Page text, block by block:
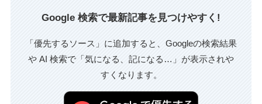
Google 検索で最新記事を見つけやすく!
「優先するソース」に追加すると、Googleの検索結果
や AI 検索で「気になる、記になる…」が表示されや
すくなります。